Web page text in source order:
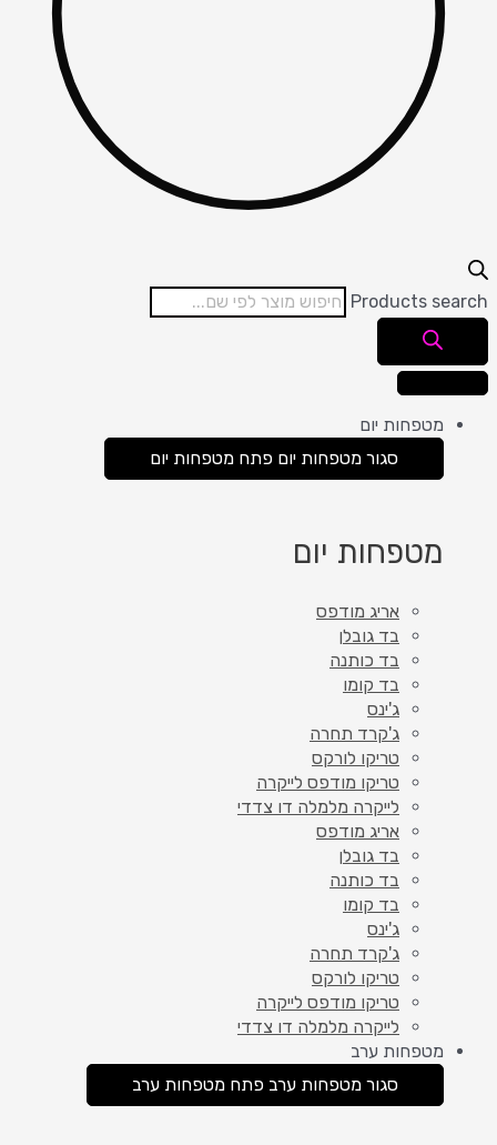
Products search
מטפחות יום
סגור מטפחות יום פתח מטפחות יום
מטפחות יום
אריג מודפס
בד גובלן
בד כותנה
בד קומו
ג'ינס
ג'קרד תחרה
טריקו לורקס
טריקו מודפס לייקרה
לייקרה מלמלה דו צדדי
אריג מודפס
בד גובלן
בד כותנה
בד קומו
ג'ינס
ג'קרד תחרה
טריקו לורקס
טריקו מודפס לייקרה
לייקרה מלמלה דו צדדי
מטפחות ערב
סגור מטפחות ערב פתח מטפחות ערב